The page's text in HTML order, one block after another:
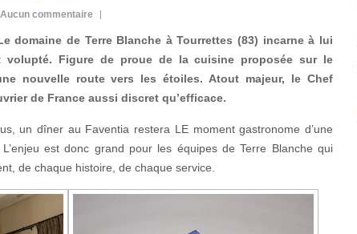
Aucun commentaire
domaine de Terre Blanche à Tourrettes (83) incarne à lui
Figure de proue de la cuisine proposée sur le
nouvelle route vers les étoiles. Atout majeur, le Chef
de France aussi discret qu’efficace.
un dîner au Faventia restera LE moment gastronome d’une
est donc grand pour les équipes de Terre Blanche qui
de chaque histoire, de chaque service.